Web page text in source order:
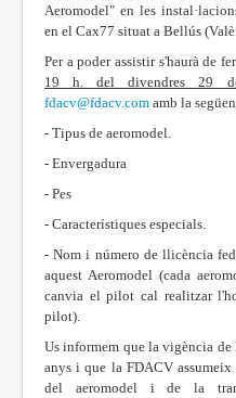
Aeromodel" en les
en el Cax77 situat a Bellús
Per a poder assistir s'haurà de
19 h. del divendres 29
fdacv@fdacv.com amb la
- Tipus de aeromodel.
- Envergadura
- Pes
- Característiques especials.
- Nom i número de llicència
aquest Aeromodel (cada
canvia el pilot cal realitzar
pilot).
Us informem que la vigència
anys i que la FDACV
del aeromodel i de la